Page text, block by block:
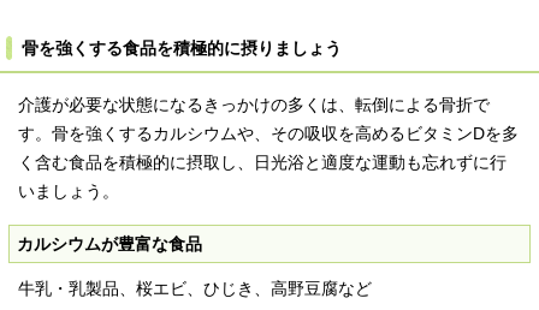
骨を強くする食品を積極的に摂りましょう
介護が必要な状態になるきっかけの多くは、転倒による骨折で
す。骨を強くするカルシウムや、その吸収を高めるビタミンDを多
く含む食品を積極的に摂取し、日光浴と適度な運動も忘れずに行
いましょう。
カルシウムが豊富な食品
牛乳・乳製品、桜エビ、ひじき、高野豆腐など